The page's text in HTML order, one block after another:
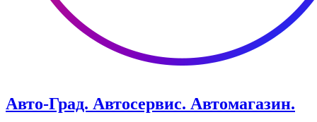
Авто-Град. Автосервис. Автомагазин.